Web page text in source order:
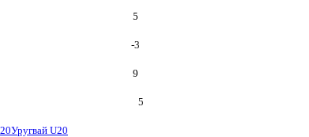
5
-3
9
5
Уругвай U20